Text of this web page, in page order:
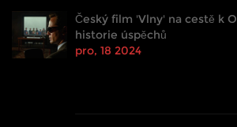
Český film 'Vlny' na cestě k
historie úspěchů
pro, 18 2024